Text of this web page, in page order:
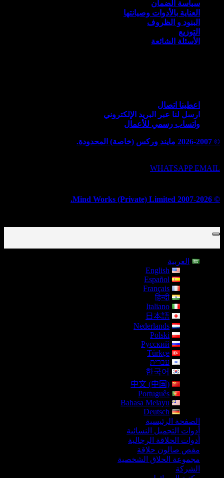
سياسة الضمان
العناية بالأدوات وصيانتها
البنود و الظروف
التوزيع
الأسئلة الشائعة
اعطينا اتصال
ارسل لنا عبر البريد الإلكتروني
واتساب رسمي للأعمال
© 2026-2007 مايند وركس (خاصة) المحدودة.
WHATSAPP EMAIL
© 2007-2026 Mind Works (Private) Limited.
العربية
English
Español
Français
हिन्दी
Italiano
日本語
Nederlands
Polski
Русский
Türkçe
עברית
한국어
中文 (中国)
Português
Bahasa Melayu
Deutsch
الصفحة الرئيسية
أدوات التجميل النسائية
أدوات الحلاقة الرجالية
مقص صالون حلاقة
مجموعة الحلاق الشخصية
الشركة